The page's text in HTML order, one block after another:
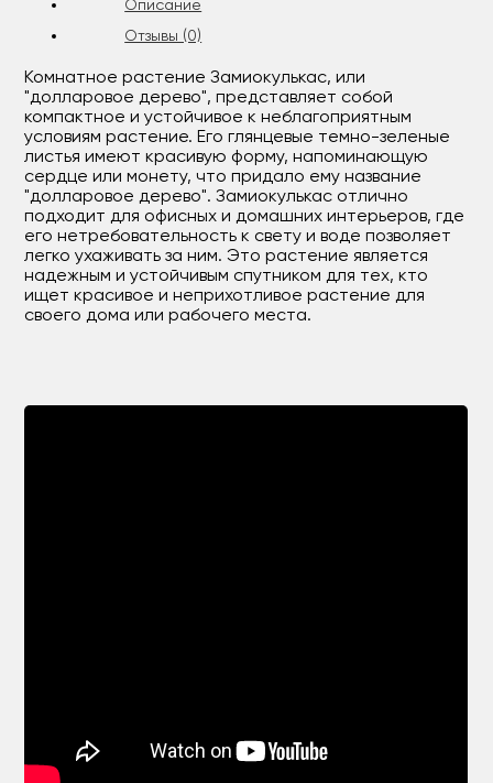
Описание
Отзывы (0)
Комнатное растение Замиокулькас, или
"долларовое дерево", представляет собой
компактное и устойчивое к неблагоприятным
условиям растение. Его глянцевые темно-зеленые
листья имеют красивую форму, напоминающую
сердце или монету, что придало ему название
"долларовое дерево". Замиокулькас отлично
подходит для офисных и домашних интерьеров, где
его нетребовательность к свету и воде позволяет
легко ухаживать за ним. Это растение является
надежным и устойчивым спутником для тех, кто
ищет красивое и неприхотливое растение для
своего дома или рабочего места.